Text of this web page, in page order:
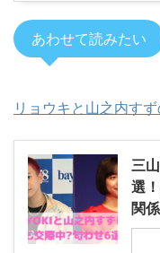
あわせて読みたい
リョウキと山之内す
三
選
関